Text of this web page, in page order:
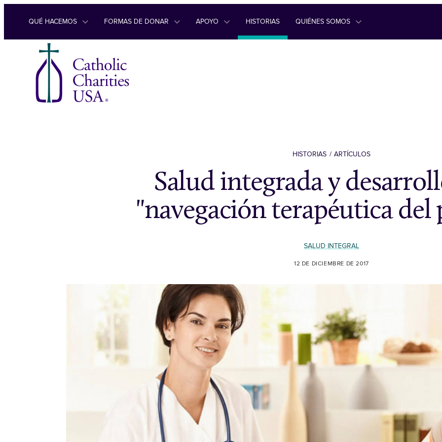
Ir al contenido
QUÉ HACEMOS FORMAS DE DONAR APOYO HISTORIAS QUIÉNES SOMOS
HISTORIAS ARTÍCULOS
Salud integrada y
"navegación terapéutica del
SALUD INTEGRAL
12 DE DICIEMBRE DE 2017